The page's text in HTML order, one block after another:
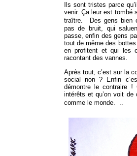
Ils sont tristes parce
venir. Ça leur est tombé
traître. Des gens bien
pas de bruit, qui
passe, enfin des gens
tout de même des
en profitent et qui les
racontant des vannes.
Après tout, c’est sur la
social non ? Enfin
démontre le contraire !
intérêts et qu’on voit de
comme le monde. ..